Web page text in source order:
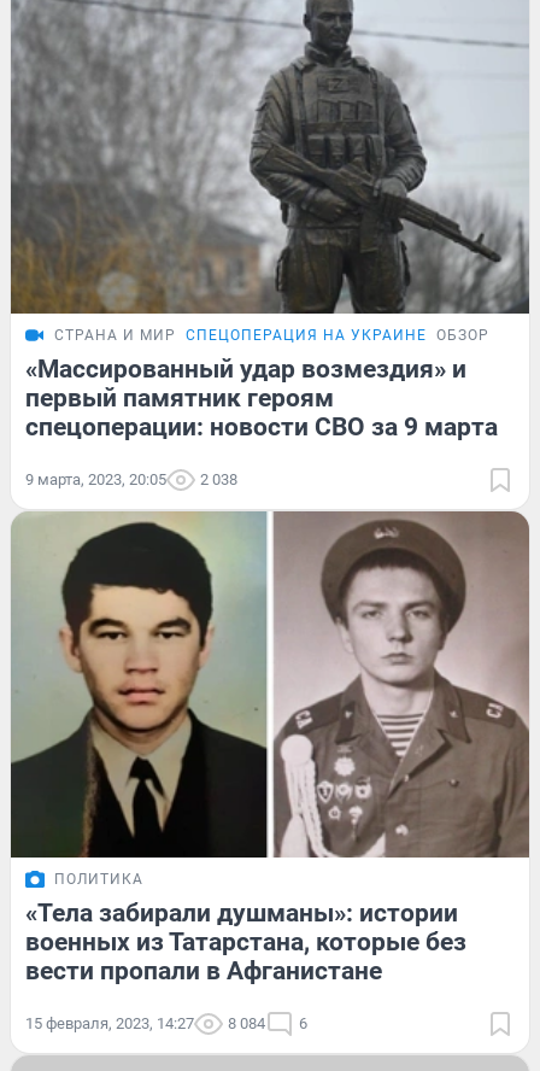
СТРАНА И МИР СПЕЦОПЕРАЦИЯ НА УКРАИНЕ ОБЗОР
«Массированный удар возмездия» и
первый памятник героям
спецоперации: новости СВО за 9 марта
9 марта, 2023, 20:05 2 038
ПОЛИТИКА
«Тела забирали душманы»: истории
военных из Татарстана, которые без
вести пропали в Афганистане
15 февраля, 2023, 14:27 8 084 6